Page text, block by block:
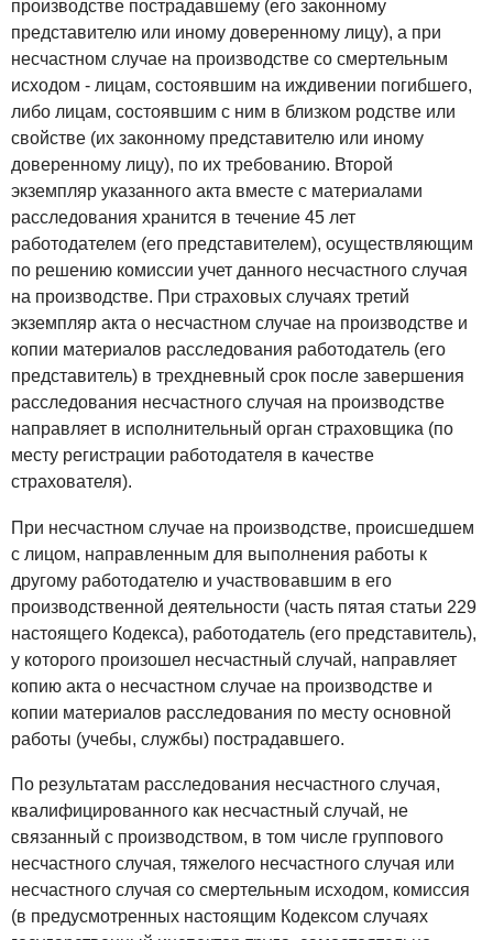
производстве пострадавшему (его законному
представителю или иному доверенному лицу), а при
несчастном случае на производстве со смертельным
исходом - лицам, состоявшим на иждивении погибшего,
либо лицам, состоявшим с ним в близком родстве или
свойстве (их законному представителю или иному
доверенному лицу), по их требованию. Второй
экземпляр указанного акта вместе с материалами
расследования хранится в течение 45 лет
работодателем (его представителем), осуществляющим
по решению комиссии учет данного несчастного случая
на производстве. При страховых случаях третий
экземпляр акта о несчастном случае на производстве и
копии материалов расследования работодатель (его
представитель) в трехдневный срок после завершения
расследования несчастного случая на производстве
направляет в исполнительный орган страховщика (по
месту регистрации работодателя в качестве
страхователя).
При несчастном случае на производстве, происшедшем
с лицом, направленным для выполнения работы к
другому работодателю и участвовавшим в его
производственной деятельности (часть пятая статьи 229
настоящего Кодекса), работодатель (его представитель),
у которого произошел несчастный случай, направляет
копию акта о несчастном случае на производстве и
копии материалов расследования по месту основной
работы (учебы, службы) пострадавшего.
По результатам расследования несчастного случая,
квалифицированного как несчастный случай, не
связанный с производством, в том числе группового
несчастного случая, тяжелого несчастного случая или
несчастного случая со смертельным исходом, комиссия
(в предусмотренных настоящим Кодексом случаях